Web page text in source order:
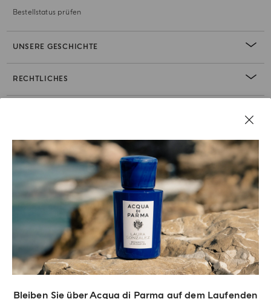
Bleiben Sie über Acqua di Parma auf dem Laufenden
Bestellstatus prüfen
UNSERE GESCHICHTE
RECHTLICHES